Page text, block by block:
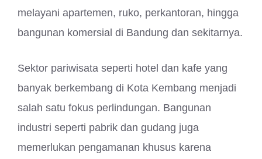
melayani apartemen, ruko, perkantoran, hingga
bangunan komersial di Bandung dan sekitarnya.
Sektor pariwisata seperti hotel dan kafe yang
banyak berkembang di Kota Kembang menjadi
salah satu fokus perlindungan. Bangunan
industri seperti pabrik dan gudang juga
memerlukan pengamanan khusus karena